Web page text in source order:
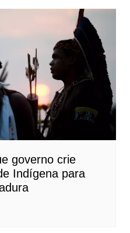
governo crie
Indígena para